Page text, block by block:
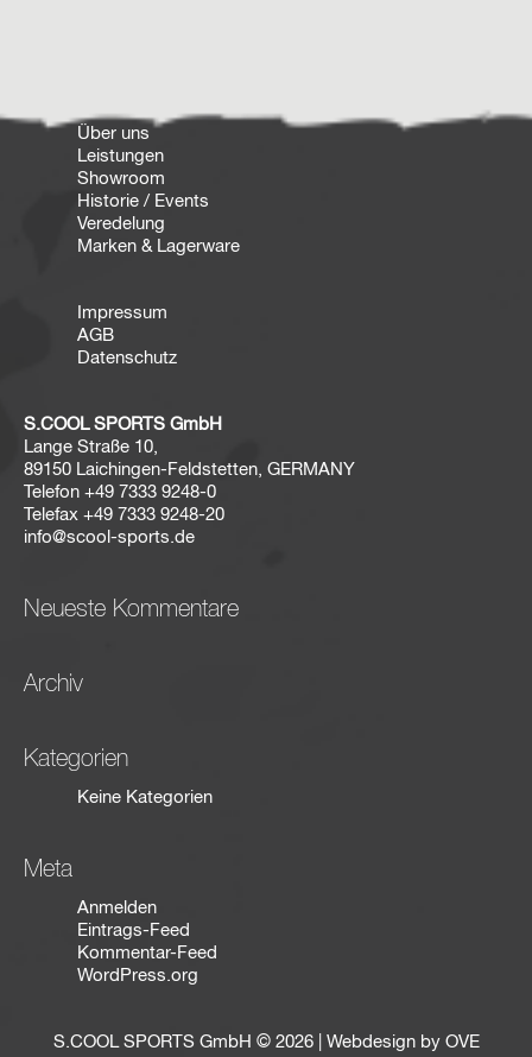
Über uns
Leistungen
Showroom
Historie / Events
Veredelung
Marken & Lagerware
Impressum
AGB
Datenschutz
S.COOL SPORTS GmbH
Lange Straße 10,
89150 Laichingen-Feldstetten, GERMANY
Telefon +49 7333 9248-0
Telefax +49 7333 9248-20
info@scool-sports.de
Neueste Kommentare
Archiv
Kategorien
Keine Kategorien
Meta
Anmelden
Eintrags-Feed
Kommentar-Feed
WordPress.org
S.COOL SPORTS GmbH © 2026 | Webdesign by OVE